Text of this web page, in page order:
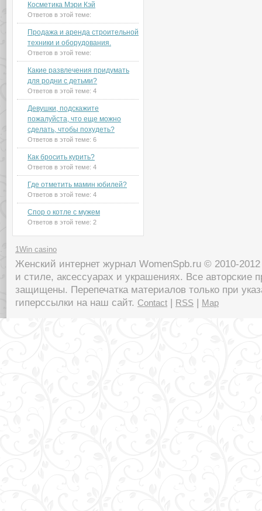
Косметика Мэри Кэй
Ответов в этой теме:
Продажа и аренда строительной
техники и оборудования.
Ответов в этой теме:
Какие развлечения придумать
для родни с детьми?
Ответов в этой теме: 4
Девушки, подскажите
пожалуйста, что еще можно
сделать, чтобы похудеть?
Ответов в этой теме: 6
Как бросить курить?
Ответов в этой теме: 4
Где отметить мамин юбилей?
Ответов в этой теме: 4
Спор о котле с мужем
Ответов в этой теме: 2
1Win casino
Женский интернет журнал WomenSpb.ru © 2010-
и стиле, аксессуарах и украшениях. Все авторские
защищены. Перепечатка материалов только при
гиперссылки на наш сайт. Contact | RSS | Map